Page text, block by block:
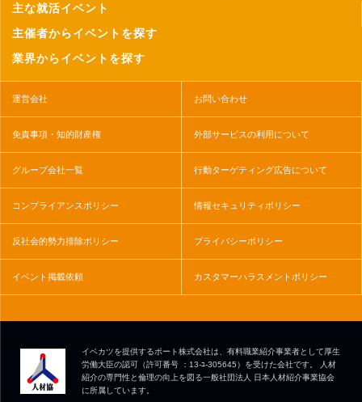
主な就活イベント
主催者からイベントを探す
業界からイベントを探す
運営会社 お問い合わせ
免責事項・知的財産権 外部サービスの利用について
グループ会社一覧 行動ターゲティング広告について
コンプライアンスポリシー 情報セキュリティポリシー
反社会的勢力排除ポリシー プライバシーポリシー
イベント掲載依頼 カスタマーハラスメントポリシー